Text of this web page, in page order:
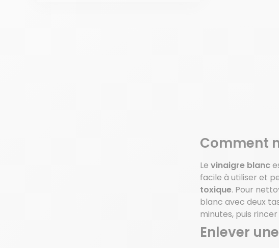
Comment
Le vinaigre blanc
facile à utiliser et
toxique. Pour
blanc avec deux
minutes, puis
Enlever